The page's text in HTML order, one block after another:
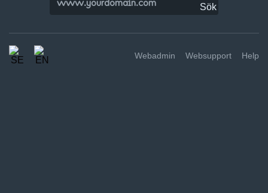
Webadmin Websupport Help